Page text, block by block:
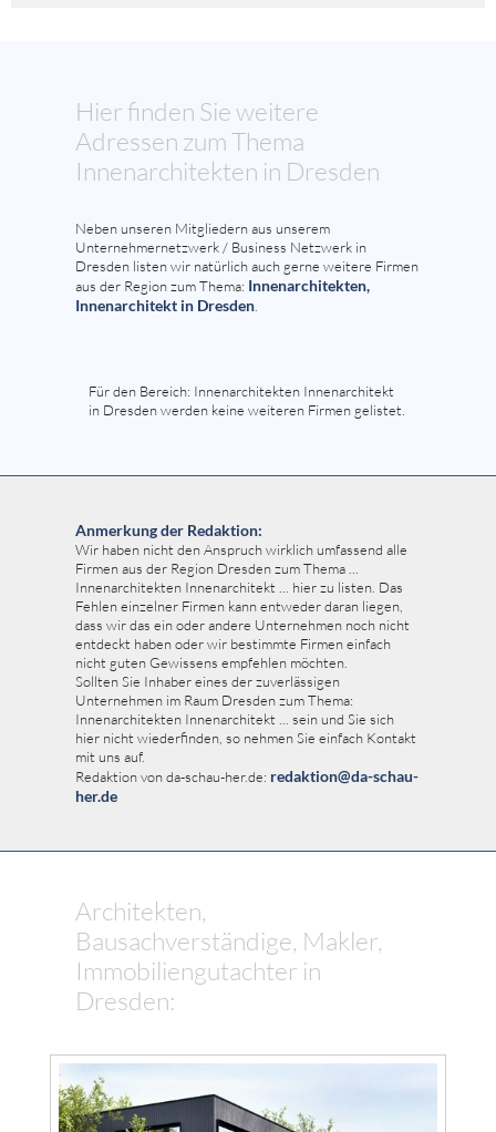
Hier finden Sie weitere
Adressen zum Thema
Innenarchitekten in Dresden
Neben unseren Mitgliedern aus unserem
Unternehmernetzwerk / Business Netzwerk in
Dresden listen wir natürlich auch gerne weitere Firmen
aus der Region zum Thema: Innenarchitekten,
Innenarchitekt in Dresden
Für den Bereich: Innenarchitekten Innenarchitekt
in Dresden werden keine weiteren Firmen gelistet.
Anmerkung der Redaktion:
Wir haben nicht den Anspruch wirklich umfassend alle
Firmen aus der Region Dresden zum Thema ...
Innenarchitekten Innenarchitekt ... hier zu listen. Das
Fehlen einzelner Firmen kann entweder daran liegen,
dass wir das ein oder andere Unternehmen noch nicht
entdeckt haben oder wir bestimmte Firmen einfach
nicht guten Gewissens empfehlen möchten.
Sollten Sie Inhaber eines der zuverlässigen
Unternehmen im Raum Dresden zum Thema:
Innenarchitekten Innenarchitekt ... sein und Sie sich
hier nicht wiederfinden, so nehmen Sie einfach Kontakt
mit uns auf.
Redaktion von da-schau-her.de: redaktion@da-schau-
her.de
Architekten,
Bausachverständige, Makler,
Immobiliengutachter in
Dresden: